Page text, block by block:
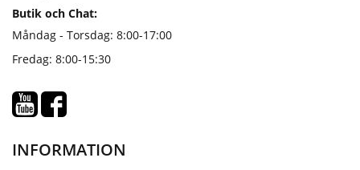
Butik och Chat:
Måndag - Torsdag: 8:00-17:00
Fredag: 8:00-15:30
INFORMATION